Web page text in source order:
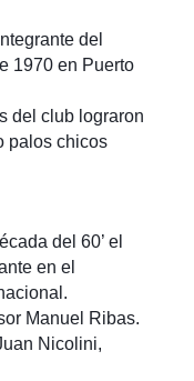
del
1970 en Puerto
del club lograron
palos chicos
del 60’ el
en el
Manuel Ribas.
Nicolini,